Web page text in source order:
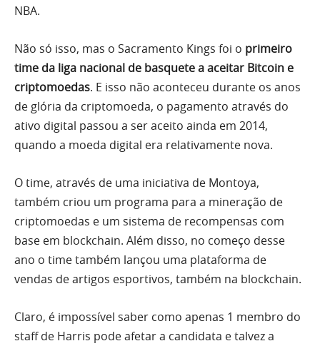
NBA.
Não só isso, mas o Sacramento Kings foi o primeiro
time da liga nacional de basquete a aceitar Bitcoin e
criptomoedas. E isso não aconteceu durante os anos
de glória da criptomoeda, o pagamento através do
ativo digital passou a ser aceito ainda em 2014,
quando a moeda digital era relativamente nova.
O time, através de uma iniciativa de Montoya,
também criou um programa para a mineração de
criptomoedas e um sistema de recompensas com
base em blockchain. Além disso, no começo desse
ano o time também lançou uma plataforma de
vendas de artigos esportivos, também na blockchain.
Claro, é impossível saber como apenas 1 membro do
staff de Harris pode afetar a candidata e talvez a